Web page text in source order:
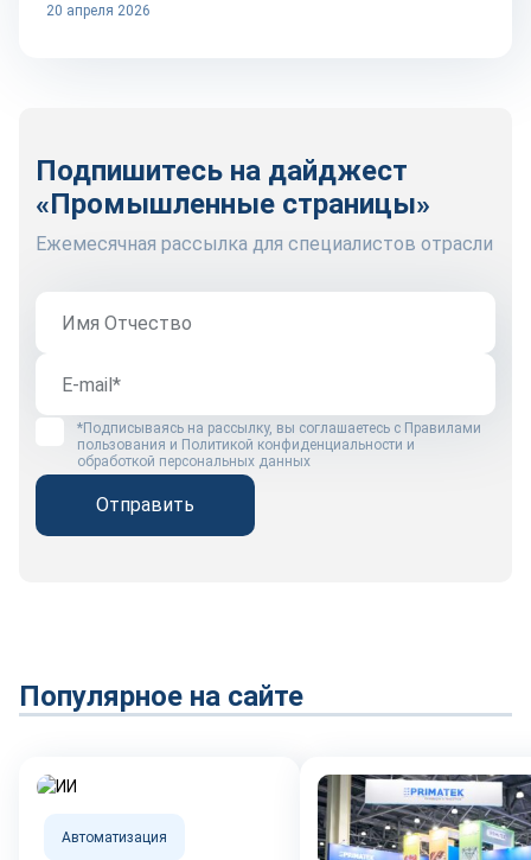
20 апреля 2026
Подпишитесь на дайджест
«Промышленные страницы»
Ежемесячная рассылка для специалистов отрасли
*Подписываясь на рассылку, вы соглашаетесь с Правилами
пользования и Политикой конфиденциальности и
обработкой персональных данных
Отправить
Популярное на сайте
Автоматизация